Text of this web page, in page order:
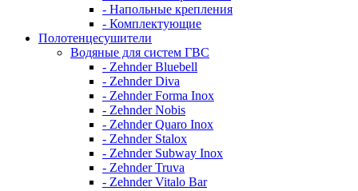
- Напольные крепления
- Комплектующие
Полотенцесушители
Водяные для систем ГВС
- Zehnder Bluebell
- Zehnder Diva
- Zehnder Forma Inox
- Zehnder Nobis
- Zehnder Quaro Inox
- Zehnder Stalox
- Zehnder Subway Inox
- Zehnder Truva
- Zehnder Vitalo Bar